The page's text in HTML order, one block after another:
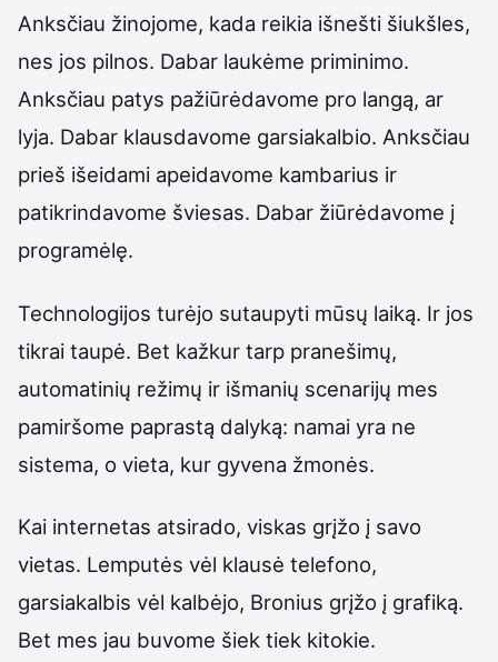
Anksčiau žinojome, kada reikia išnešti šiukšles,
nes jos pilnos. Dabar laukėme priminimo.
Anksčiau patys pažiūrėdavome pro langą, ar
lyja. Dabar klausdavome garsiakalbio. Anksčiau
prieš išeidami apeidavome kambarius ir
patikrindavome šviesas. Dabar žiūrėdavome į
programėlę.
Technologijos turėjo sutaupyti mūsų laiką. Ir jos
tikrai taupė. Bet kažkur tarp pranešimų,
automatinių režimų ir išmanių scenarijų mes
pamiršome paprastą dalyką: namai yra ne
sistema, o vieta, kur gyvena žmonės.
Kai internetas atsirado, viskas grįžo į savo
vietas. Lemputės vėl klausė telefono,
garsiakalbis vėl kalbėjo, Bronius grįžo į grafiką.
Bet mes jau buvome šiek tiek kitokie.